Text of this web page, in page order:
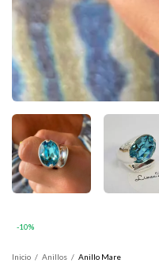
-10%
Inicio / Anillos / Anillo Mare